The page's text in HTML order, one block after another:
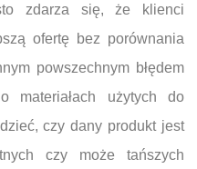
zdarza się, że klienci
ofertę bez porównania
powszechnym błędem
materiałach użytych do
czy dany produkt jest
czy może tańszych